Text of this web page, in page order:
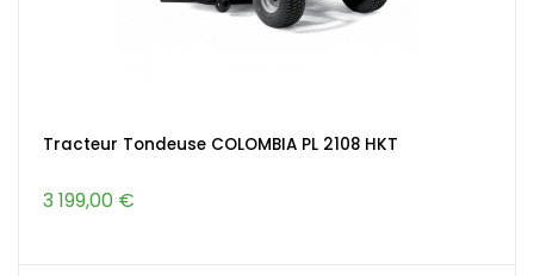
Tracteur Tondeuse COLOMBIA PL 2108 HKT
3 199,00 €